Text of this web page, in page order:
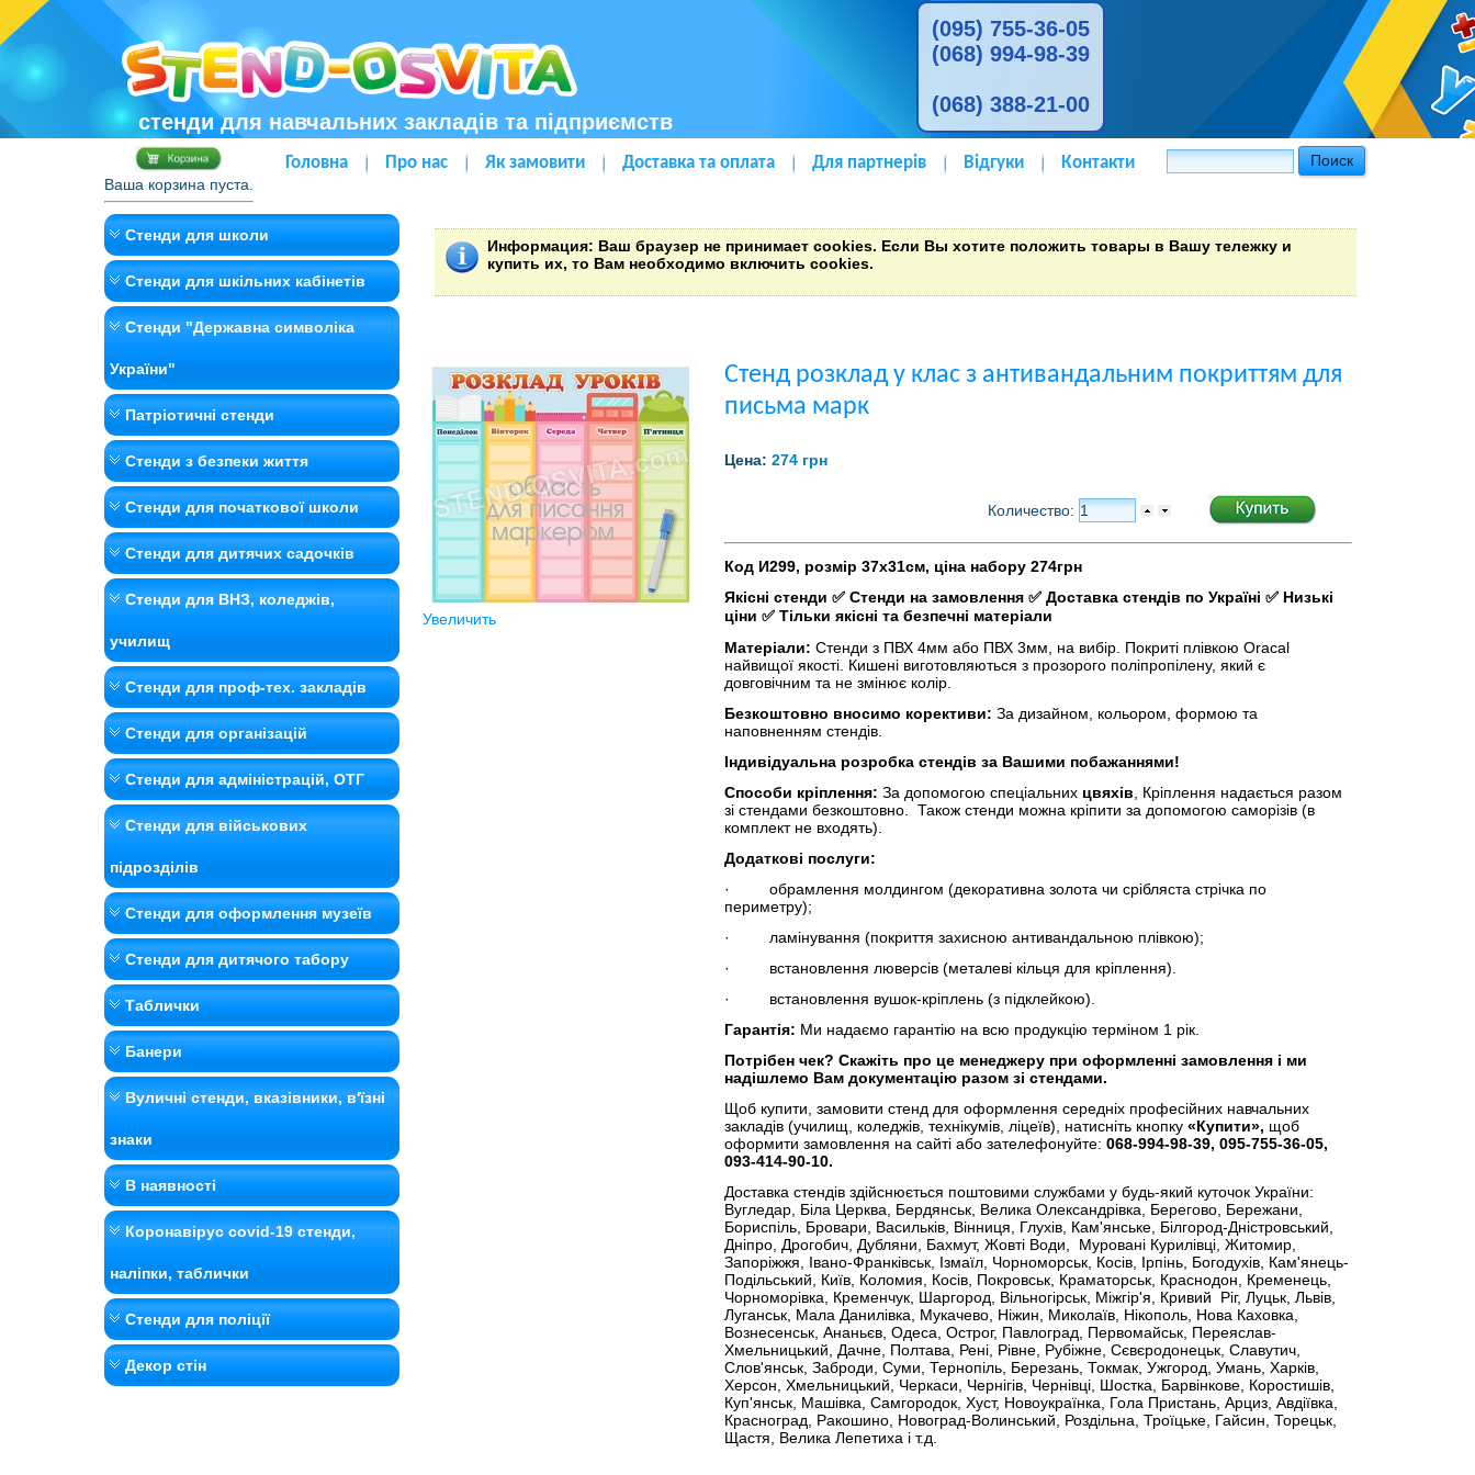
стенди для навчальних закладів та підприємств
(095) 755-36-05
(068) 994-98-39
(068) 388-21-00
Ваша корзина пуста.
Головна Про нас Як замовити Доставка та оплата Для партнерів Відгуки Контакти
Стенди для школи
Стенди для шкільних кабінетів
Стенди "Державна символіка
України"
Патріотичні стенди
Стенди з безпеки життя
Стенди для початкової школи
Стенди для дитячих садочків
Стенди для ВНЗ, коледжів,
училищ
Стенди для проф-тех. закладів
Стенди для організацій
Стенди для адміністрацій, ОТГ
Стенди для військових
підрозділів
Стенди для оформлення музеїв
Стенди для дитячого табору
Таблички
Банери
Вуличні стенди, вказівники, в'їзні
знаки
В наявності
Коронавірус covid-19 стенди,
наліпки, таблички
Стенди для поліції
Декор стін
Информация: Ваш браузер не принимает cookies. Если Вы хотите положить товары в Вашу тележку и
купить их, то Вам необходимо включить cookies.
Увеличить
Стенд розклад у клас з антивандальним покриттям для
письма марк
Цена: 274 грн
Количество:
Код И299, розмір 37х31см, ціна набору 274грн
Якісні стенди ✅ Стенди на замовлення ✅ Доставка стендів по Україні ✅ Низькі
ціни ✅ Тільки якісні та безпечні матеріали
Матеріали: Стенди з ПВХ 4мм або ПВХ 3мм, на вибір. Покриті плівкою Oracal
найвищої якості. Кишені виготовляються з прозорого поліпропілену, який є
довговічним та не змінює колір.
Безкоштовно вносимо корективи: За дизайном, кольором, формою та
наповненням стендів.
Індивідуальна розробка стендів за Вашими побажаннями!
Способи кріплення: За допомогою спеціальних цвяхів, Кріплення надається разом
зі стендами безкоштовно. Також стенди можна кріпити за допомогою саморізів (в
комплект не входять).
Додаткові послуги:
· обрамлення молдингом (декоративна золота чи срібляста стрічка по
периметру);
· ламінування (покриття захисною антивандальною плівкою);
· встановлення люверсів (металеві кільця для кріплення).
· встановлення вушок-кріплень (з підклейкою).
Гарантія: Ми надаємо гарантію на всю продукцію терміном 1 рік.
Потрібен чек? Скажіть про це менеджеру при оформленні замовлення і ми
надішлемо Вам документацію разом зі стендами.
Щоб купити, замовити стенд для оформлення середніх професійних навчальних
закладів (училищ, коледжів, технікумів, ліцеїв), натисніть кнопку «Купити», щоб
оформити замовлення на сайті або зателефонуйте: 068-994-98-39, 095-755-36-05,
093-414-90-10.
Доставка стендів здійснюється поштовими службами у будь-який куточок України:
Вугледар, Біла Церква, Бердянськ, Велика Олександрівка, Берегово, Бережани,
Бориспіль, Бровари, Васильків, Вінниця, Глухів, Кам'янське, Білгород-Дністровський,
Дніпро, Дрогобич, Дубляни, Бахмут, Жовті Води, Муровані Курилівці, Житомир,
Запоріжжя, Івано-Франківськ, Ізмаїл, Чорноморськ, Косів, Ірпінь, Богодухів, Кам'янець-
Подільський, Київ, Коломия, Косів, Покровськ, Краматорськ, Краснодон, Кременець,
Чорноморівка, Кременчук, Шаргород, Вільногірськ, Міжгір'я, Кривий Ріг, Луцьк, Львів,
Луганськ, Мала Данилівка, Мукачево, Ніжин, Миколаїв, Нікополь, Нова Каховка,
Вознесенськ, Ананьєв, Одеса, Острог, Павлоград, Первомайськ, Переяслав-
Хмельницький, Дачне, Полтава, Рені, Рівне, Рубіжне, Сєвєродонецьк, Славутич,
Слов'янськ, Заброди, Суми, Тернопіль, Березань, Токмак, Ужгород, Умань, Харків,
Херсон, Хмельницький, Черкаси, Чернігів, Чернівці, Шостка, Барвінкове, Коростишів,
Куп'янськ, Машівка, Самгородок, Хуст, Новоукраїнка, Гола Пристань, Арциз, Авдіївка,
Красноград, Ракошино, Новоград-Волинський, Роздільна, Троїцьке, Гайсин, Торецьк,
Щастя, Велика Лепетиха і т.д.